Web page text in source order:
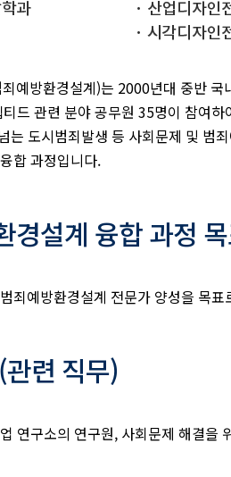
예방환경설계)는 2000년대 중반
드 관련 분야 공무원 35명이 참여
는 도시범죄발생 등 사회문제 및 범
합 과정입니다.
경설계 융합 과정
죄예방환경설계 전문가 양성을 목
련 직무)
연구소의 연구원, 사회문제 해결을